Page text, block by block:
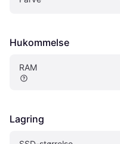
Hukommelse
RAM
Lagring